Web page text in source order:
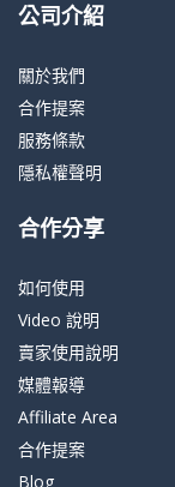
公司介紹
關於我們
合作提案
服務條款
隱私權聲明
合作分享
如何使用
Video 說明
賣家使用說明
媒體報導
Affiliate Area
合作提案
Blog